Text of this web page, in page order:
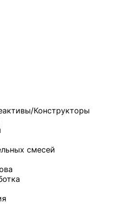
Конструкторы
смесей